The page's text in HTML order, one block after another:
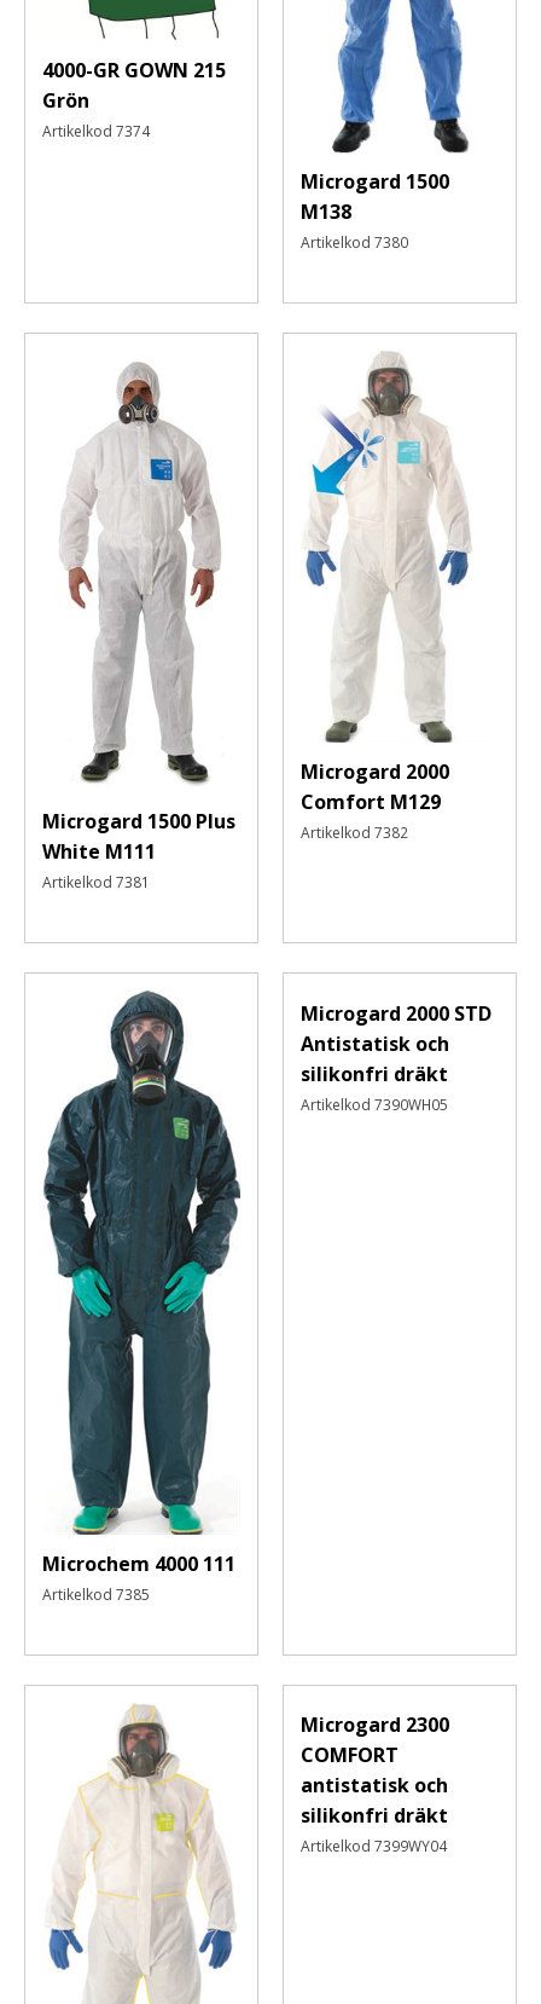
automatiskt
gång
nytt
4000-GR GOWN 215
Grön
Artikelkod 7374
Microgard 1500
M138
Artikelkod 7380
Microgard 1500 Plus
White M111
Artikelkod 7381
Microgard 2000
Comfort M129
Artikelkod 7382
Microchem 4000 111
Artikelkod 7385
Microgard 2000 STD
Antistatisk och
silikonfri dräkt
Artikelkod 7390WH05
Microgard 2300
COMFORT
antistatisk och
silikonfri dräkt
Artikelkod 7399WY04